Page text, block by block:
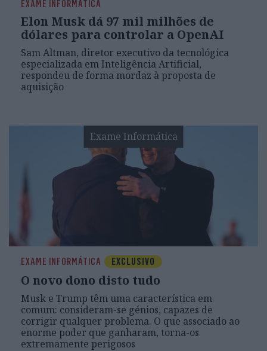
EXAME INFORMÁTICA
Elon Musk dá 97 mil milhões de
dólares para controlar a OpenAI
Sam Altman, diretor executivo da tecnológica
especializada em Inteligência Artificial,
respondeu de forma mordaz à proposta de
aquisição
Exame Informática
EXAME INFORMÁTICA EXCLUSIVO
O novo dono disto tudo
Musk e Trump têm uma característica em
comum: consideram-se génios, capazes de
corrigir qualquer problema. O que associado ao
enorme poder que ganharam, torna-os
extremamente perigosos